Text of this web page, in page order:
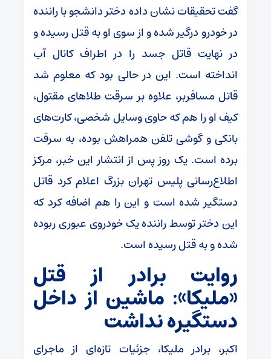
گفت تحقیقات نشان داده دختر دانشجو با راننده
در خودرو درگیر شده و از سوی او به قتل رسیده و
در نهایت قاتل جسد را در اطراف کانال آب
انداخته است. این در حالی بود که معلوم شد
قاتل مسافربر، علاوه بر سرقت طلا‌های مقتول،
کیف او را هم که حاوی وسایل شخصی، کارت‌های
بانکی و گوشی تلفن همراهش بوده، به سرقت
برده است. یک روز پس از انتشار این خبر، مرکز
اطلاع‌رسانی پلیس تهران بزرگ اعلام کرد قاتل
دستگیر شده است و این را هم اضافه کرد که
این دختر توسط راننده یک خودروی عبوری ربوده
شده و به قتل رسیده است.
روایت برادر از قتل
«ملیکا»: ماشین از داخل
دستگیره نداشت
اکبر، برادر ملیکا، جزئیات تازه‌ای از ماجرای